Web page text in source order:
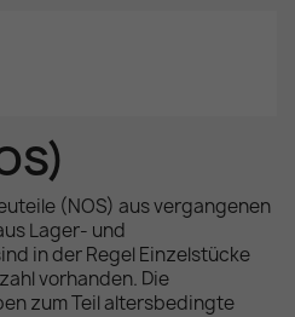
(NOS) aus vergangenen
Lager- und
in der Regel Einzelstücke
vorhanden. Die
zum Teil altersbedingte